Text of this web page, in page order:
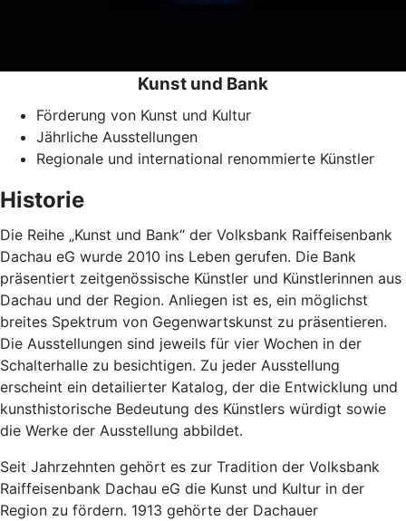
Kunst und Bank
Förderung von Kunst und Kultur
Jährliche Ausstellungen
Regionale und international renommierte Künstler
Historie
Die Reihe „Kunst und Bank“ der Volksbank Raiffeisenbank
Dachau eG wurde 2010 ins Leben gerufen. Die Bank
präsentiert zeitgenössische Künstler und Künstlerinnen aus
Dachau und der Region. Anliegen ist es, ein möglichst
breites Spektrum von Gegenwartskunst zu präsentieren.
Die Ausstellungen sind jeweils für vier Wochen in der
Schalterhalle zu besichtigen. Zu jeder Ausstellung
erscheint ein detailierter Katalog, der die Entwicklung und
kunsthistorische Bedeutung des Künstlers würdigt sowie
die Werke der Ausstellung abbildet.
Seit Jahrzehnten gehört es zur Tradition der Volksbank
Raiffeisenbank Dachau eG die Kunst und Kultur in der
Region zu fördern. 1913 gehörte der Dachauer